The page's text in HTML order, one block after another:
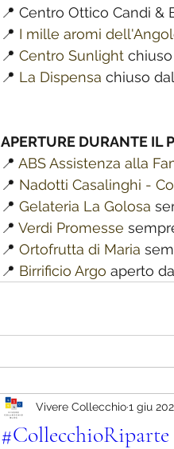
📍 Centro Ottico Candi &
📍 I mille aromi
📍 Centro Sunlight
📍 La Dispensa chiuso
APERTURE DURANTE IL
📍 ABS Assistenza alla
📍 Nadotti Casalinghi -
📍 Gelateria La Golosa
📍 Verdi Promesse
📍 Ortofrutta di Maria
📍 Birrificio Argo aperto
#CollecchioRiparte
Vivere Collecchio1 giu